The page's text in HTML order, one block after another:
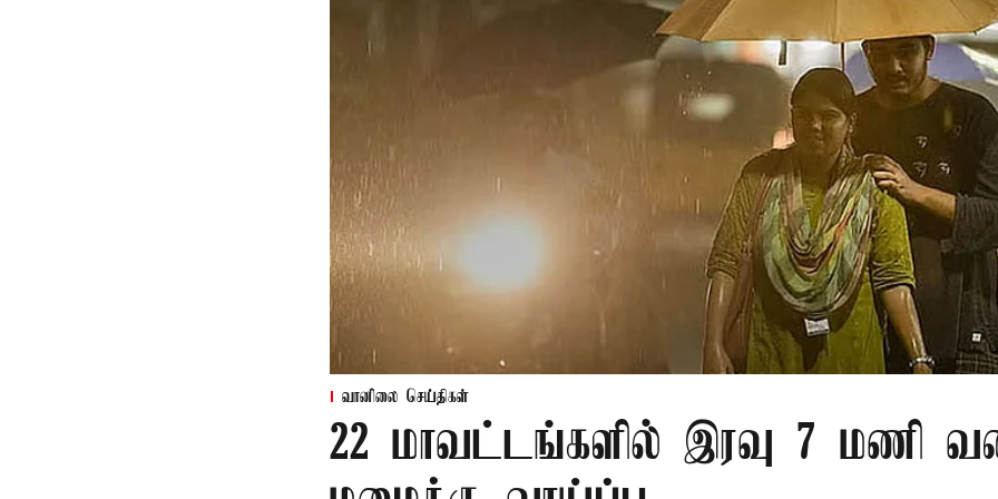
வானிலை செய்திகள்
22 மாவட்டங்களில் இரவு 7 மணி